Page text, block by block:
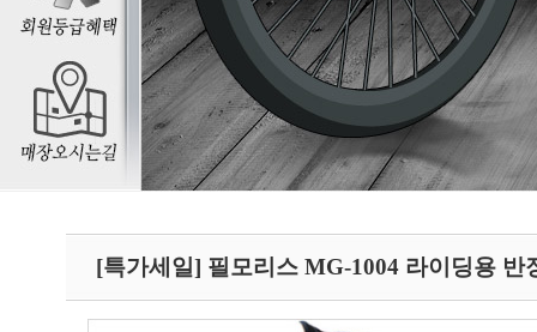
[특가세일] 필모리스 MG-1004 라이딩용 반